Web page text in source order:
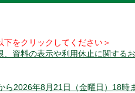
をクリックしてください＞
、資料の表示や利用休止に関する
ら2026年8月21日（金曜日）18時